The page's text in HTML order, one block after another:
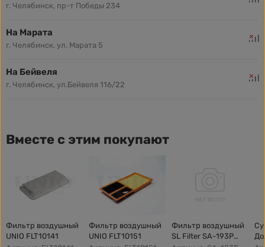
г. Челябинск, пр-т Победы 234
На Марата
г. Челябинск, ул. Марата 5
На Бейвеля
г. Челябинск, ул.Бейвеля 116/22
Вместе с этим покупают
Фильтр воздушный
UNIO FLT10141
Фильтр воздушный
UNIO FLT10151
Фильтр воздушный
SL Filter SA-193P